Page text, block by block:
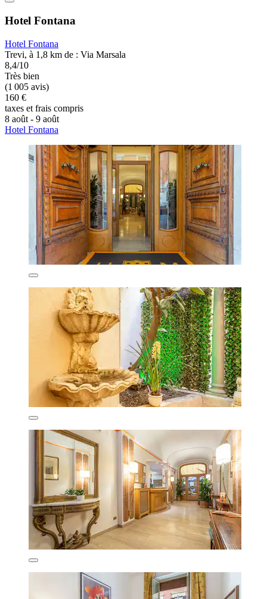
Hotel Fontana
Hotel Fontana
Trevi, à 1,8 km de : Via Marsala
8,4/10
Très bien
(1 005 avis)
160 €
taxes et frais compris
8 août - 9 août
Hotel Fontana